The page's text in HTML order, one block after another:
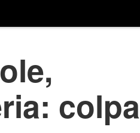
colpa